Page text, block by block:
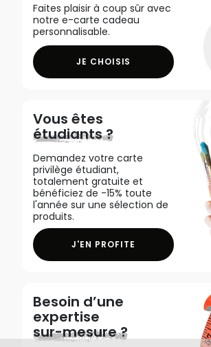
Faites plaisir à coup sûr avec
notre e-carte cadeau
personnalisable.
JE CHOISIS
Vous êtes
étudiants ?
Demandez votre carte
privilège étudiant,
totalement gratuite et
bénéficiez de -15% toute
l'année sur une sélection de
produits.
J'EN PROFITE
Besoin d’une
expertise
sur-mesure ?